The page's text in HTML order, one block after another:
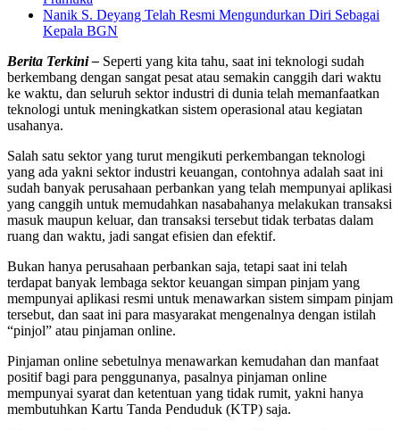
Nanik S. Deyang Telah Resmi Mengundurkan Diri Sebagai
Kepala BGN
Berita Terkini – Seperti yang kita tahu, saat ini teknologi sudah
berkembang dengan sangat pesat atau semakin canggih dari waktu
ke waktu, dan seluruh sektor industri di dunia telah memanfaatkan
teknologi untuk meningkatkan sistem operasional atau kegiatan
usahanya.
Salah satu sektor yang turut mengikuti perkembangan teknologi
yang ada yakni sektor industri keuangan, contohnya adalah saat ini
sudah banyak perusahaan perbankan yang telah mempunyai aplikasi
yang canggih untuk memudahkan nasabahanya melakukan transaksi
masuk maupun keluar, dan transaksi tersebut tidak terbatas dalam
ruang dan waktu, jadi sangat efisien dan efektif.
Bukan hanya perusahaan perbankan saja, tetapi saat ini telah
terdapat banyak lembaga sektor keuangan simpan pinjam yang
mempunyai aplikasi resmi untuk menawarkan sistem simpam pinjam
tersebut, dan saat ini para masyarakat mengenalnya dengan istilah
“pinjol” atau pinjaman online.
Pinjaman online sebetulnya menawarkan kemudahan dan manfaat
positif bagi para penggunanya, pasalnya pinjaman online
mempunyai syarat dan ketentuan yang tidak rumit, yakni hanya
membutuhkan Kartu Tanda Penduduk (KTP) saja.